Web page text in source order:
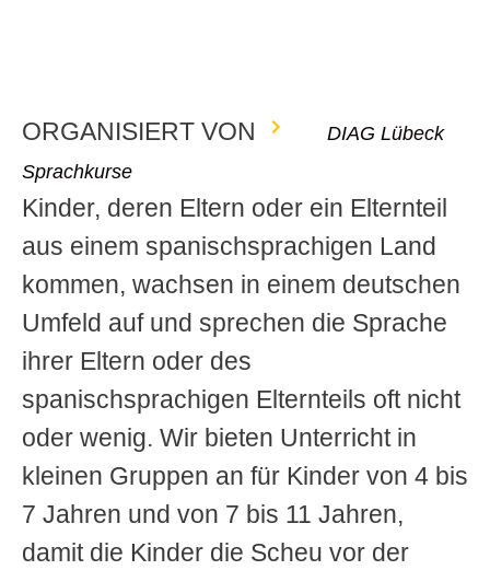
ORGANISIERT VON
DIAG Lübeck
Sprachkurse
Kinder, deren Eltern oder ein Elternteil
aus einem spanischsprachigen Land
kommen, wachsen in einem deutschen
Umfeld auf und sprechen die Sprache
ihrer Eltern oder des
spanischsprachigen Elternteils oft nicht
oder wenig. Wir bieten Unterricht in
kleinen Gruppen an für Kinder von 4 bis
7 Jahren und von 7 bis 11 Jahren,
damit die Kinder die Scheu vor der